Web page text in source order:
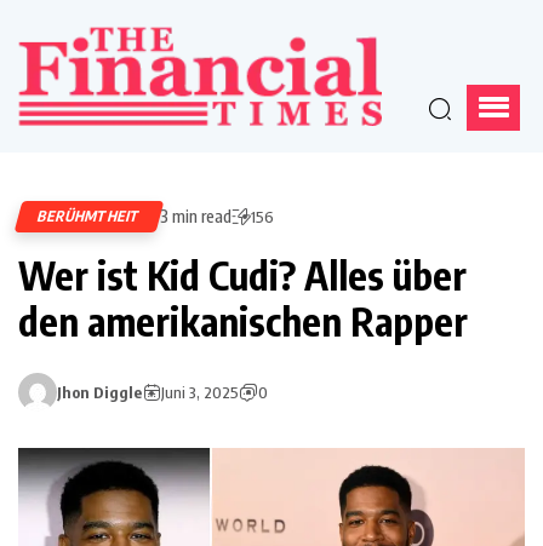
BERÜHMTHEIT 3 min read 156
Wer ist Kid Cudi? Alles über
den amerikanischen Rapper
Jhon Diggle Juni 3, 2025 0